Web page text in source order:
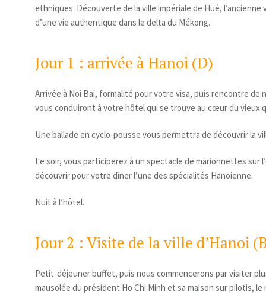
ethniques. Découverte de la ville impériale de Hué, l’ancienne
d’une vie authentique dans le delta du Mékong.
Jour 1 : arrivée à Hanoi (D)
Arrivée à Noi Bai, formalité pour votre visa, puis rencontre de
vous conduiront à votre hôtel qui se trouve au cœur du vieux
Une ballade en cyclo-pousse vous permettra de découvrir la
Le soir, vous participerez à un spectacle de marionnettes sur
découvrir pour votre dîner l’une des spécialités Hanoienne.
Nuit à l’hôtel.
Jour 2 : Visite de la ville d’Hanoi
Petit-déjeuner buffet, puis nous commencerons par visiter
mausolée du président Ho Chi Minh et sa maison sur pilotis, le